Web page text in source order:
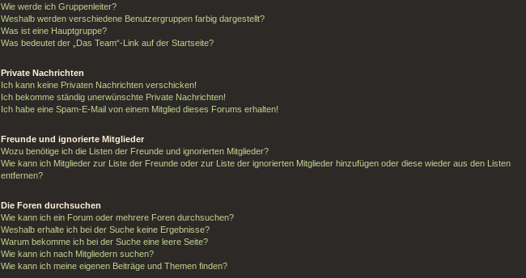
Wie werde ich Gruppenleiter?
Weshalb werden verschiedene Benutzergruppen farbig dargestellt?
Was ist eine Hauptgruppe?
Was bedeutet der „Das Team“-Link auf der Startseite?
Private Nachrichten
Ich kann keine Privaten Nachrichten verschicken!
Ich bekomme ständig unerwünschte Private Nachrichten!
Ich habe eine Spam-E-Mail von einem Mitglied dieses Forums erhalten!
Freunde und ignorierte Mitglieder
Wozu benötige ich die Listen der Freunde und ignorierten Mitglieder?
Wie kann ich Mitglieder zur Liste der Freunde oder zur Liste der ignorierten Mitglieder hinzufügen oder diese wieder aus den Listen
entfernen?
Die Foren durchsuchen
Wie kann ich ein Forum oder mehrere Foren durchsuchen?
Weshalb erhalte ich bei der Suche keine Ergebnisse?
Warum bekomme ich bei der Suche eine leere Seite?
Wie kann ich nach Mitgliedern suchen?
Wie kann ich meine eigenen Beiträge und Themen finden?